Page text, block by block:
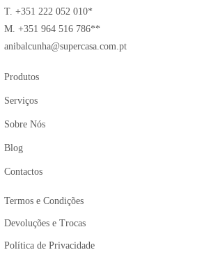
T. +351 222 052 010*
M. +351 964 516 786**
anibalcunha@supercasa.com.pt
Produtos
Serviços
Sobre Nós
Blog
Contactos
Termos e Condições
Devoluções e Trocas
Política de Privacidade